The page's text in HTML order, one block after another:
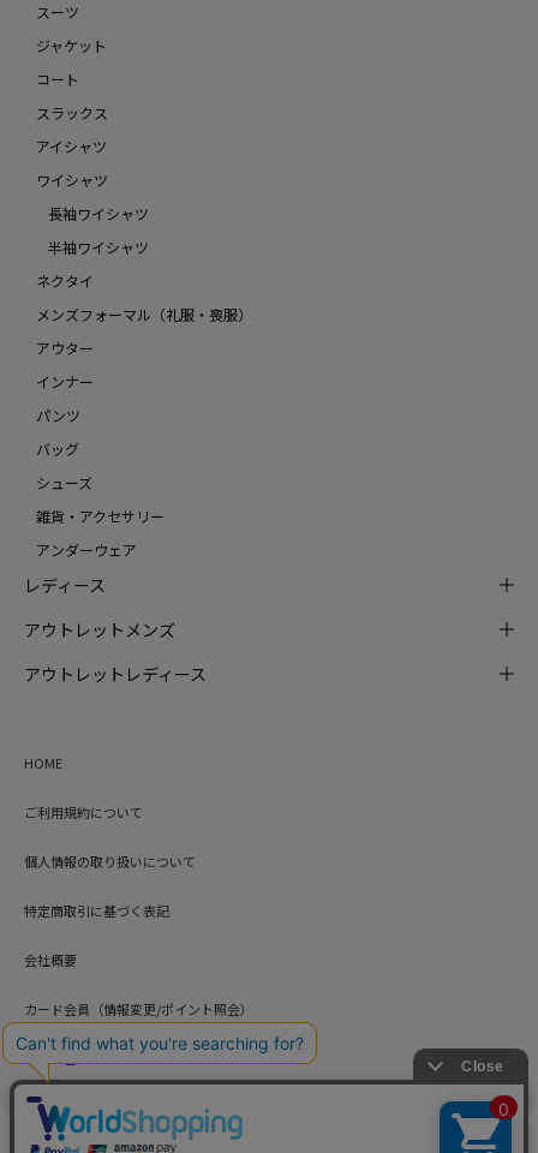
スーツ
ジャケット
コート
スラックス
アイシャツ
ワイシャツ
長袖ワイシャツ
半袖ワイシャツ
ネクタイ
メンズフォーマル（礼服・喪服）
アウター
インナー
パンツ
バッグ
シューズ
雑貨・アクセサリー
アンダーウェア
レディース
アウトレットメンズ
アウトレットレディース
HOME
ご利用規約について
個人情報の取り扱いについて
特定商取引に基づく表記
会社概要
カード会員（情報変更/ポイント照会）